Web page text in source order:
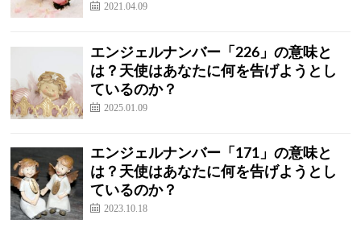
2021.04.09
エンジェルナンバー「226」の意味と
は？天使はあなたに何を告げようとし
ているのか？
2025.01.09
エンジェルナンバー「171」の意味と
は？天使はあなたに何を告げようとし
ているのか？
2023.10.18